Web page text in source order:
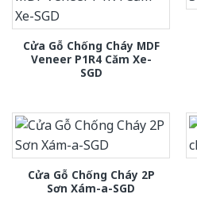
Cửa Gỗ Chống Cháy MDF
Veneer P1R4 Căm Xe-
SGD
Cửa Gỗ Chống Cháy 2P
Sơn Xám-a-SGD